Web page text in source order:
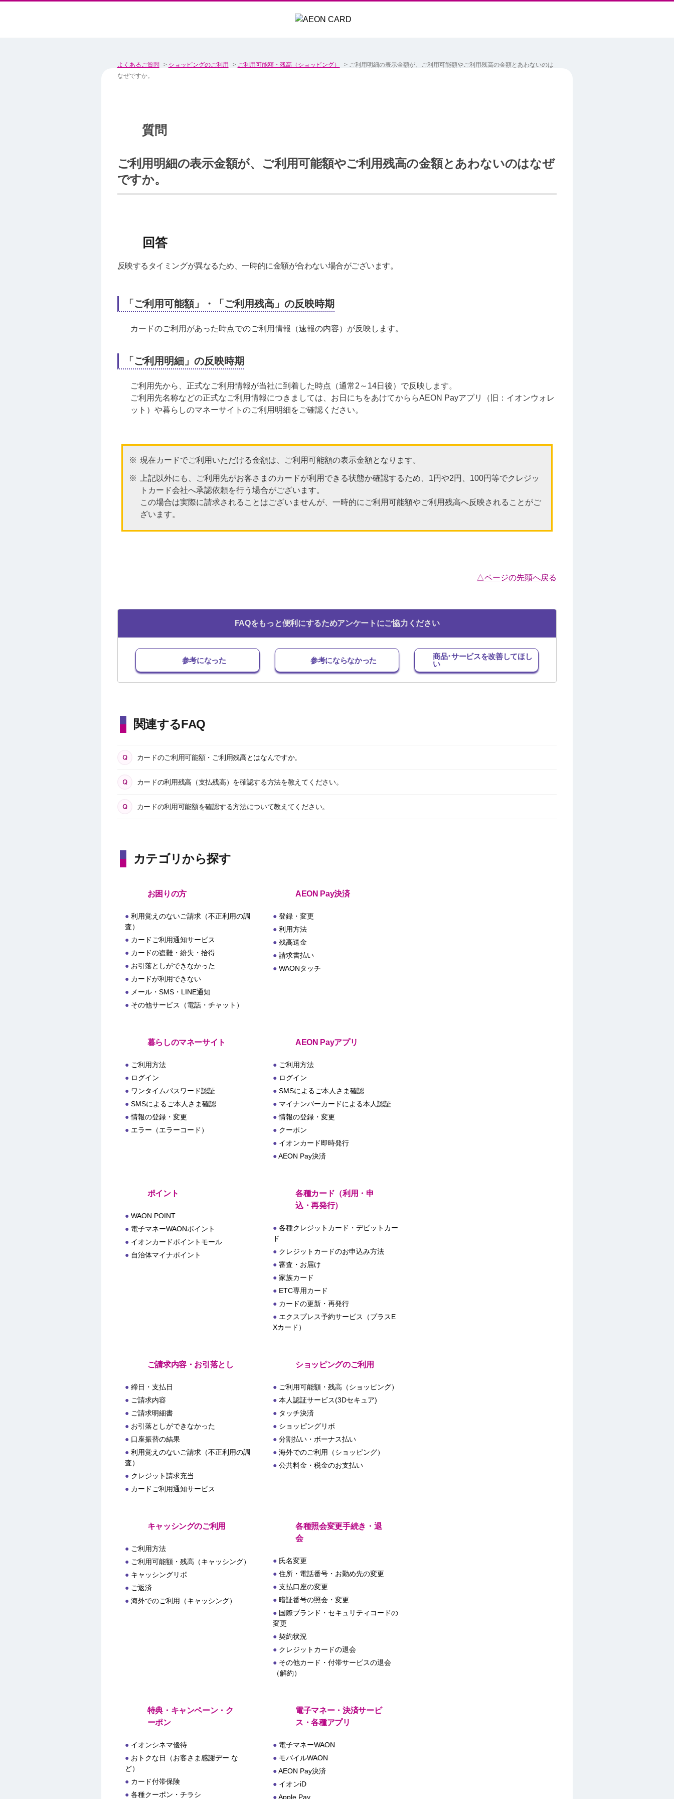
よくあるご質問 > ショッピングのご利用 > ご利用可能額・残高（ショッピング） > ご利用明細の表示金額が、ご利用可能額やご利用残高の金額とあわないのは
なぜですか。
ご利用明細の表示金額が、ご利用可能額やご利用残高の金額とあわないのはなぜ
ですか。
反映するタイミングが異なるため、一時的に金額が合わない場合がございます。
「ご利用可能額」・「ご利用残高」の反映時期
カードのご利用があった時点でのご利用情報（速報の内容）が反映します。
「ご利用明細」の反映時期
ご利用先から、正式なご利用情報が当社に到着した時点（通常2～14日後）で反映します。
ご利用先名称などの正式なご利用情報につきましては、お日にちをあけてかららAEON Payアプリ（旧：イオンウォレ
ット）や暮らしのマネーサイトのご利用明細をご確認ください。
現在カードでご利用いただける金額は、ご利用可能額の表示金額となります。
上記以外にも、ご利用先がお客さまのカードが利用できる状態か確認するため、1円や2円、100円等でクレジッ
トカード会社へ承認依頼を行う場合がございます。
この場合は実際に請求されることはございませんが、一時的にご利用可能額やご利用残高へ反映されることがご
ざいます。
△ページの先頭へ戻る
FAQをもっと便利にするためアンケートにご協力ください
参考になった 参考にならなかった
商品･サービスを改善してほし
い
関連するFAQ
カードのご利用可能額・ご利用残高とはなんですか。
カードの利用残高（支払残高）を確認する方法を教えてください。
カードの利用可能額を確認する方法について教えてください。
カテゴリから探す
お困りの方
利用覚えのないご請求（不正利用の調
査）
カードご利用通知サービス
カードの盗難・紛失・拾得
お引落としができなかった
カードが利用できない
メール・SMS・LINE通知
その他サービス（電話・チャット）
AEON Pay決済
登録・変更
利用方法
残高送金
請求書払い
WAONタッチ
暮らしのマネーサイト
ご利用方法
ログイン
ワンタイムパスワード認証
SMSによるご本人さま確認
情報の登録・変更
エラー（エラーコード）
AEON Payアプリ
ご利用方法
ログイン
SMSによるご本人さま確認
マイナンバーカードによる本人認証
情報の登録・変更
クーポン
イオンカード即時発行
AEON Pay決済
ポイント
WAON POINT
電子マネーWAONポイント
イオンカードポイントモール
自治体マイナポイント
各種カード（利用・申
込・再発行）
各種クレジットカード・デビットカー
ド
クレジットカードのお申込み方法
審査・お届け
家族カード
ETC専用カード
カードの更新・再発行
エクスプレス予約サービス（プラスE
Xカード）
ご請求内容・お引落とし
締日・支払日
ご請求内容
ご請求明細書
お引落としができなかった
口座振替の結果
利用覚えのないご請求（不正利用の調
査）
クレジット請求充当
カードご利用通知サービス
ショッピングのご利用
ご利用可能額・残高（ショッピング）
本人認証サービス(3Dセキュア)
タッチ決済
ショッピングリボ
分割払い・ボーナス払い
海外でのご利用（ショッピング）
公共料金・税金のお支払い
キャッシングのご利用
ご利用方法
ご利用可能額・残高（キャッシング）
キャッシングリボ
ご返済
海外でのご利用（キャッシング）
各種照会変更手続き・退
会
氏名変更
住所・電話番号・お勤め先の変更
支払口座の変更
暗証番号の照会・変更
国際ブランド・セキュリティコードの
変更
契約状況
クレジットカードの退会
その他カード・付帯サービスの退会
（解約）
特典・キャンペーン・ク
ーポン
イオンシネマ優待
おトクな日（お客さま感謝デー な
ど）
カード付帯保険
各種クーポン・チラシ
電子マネー・決済サービ
ス・各種アプリ
電子マネーWAON
モバイルWAON
AEON Pay決済
イオンiD
Apple Pay